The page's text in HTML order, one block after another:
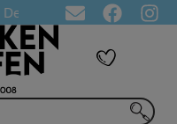
Proben in jeder Bestellung